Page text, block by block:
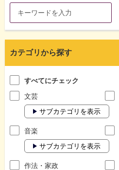
カテゴリから探す
すべてにチェック
文芸
サブカテゴリを表示
音楽
サブカテゴリを表示
作法・家政